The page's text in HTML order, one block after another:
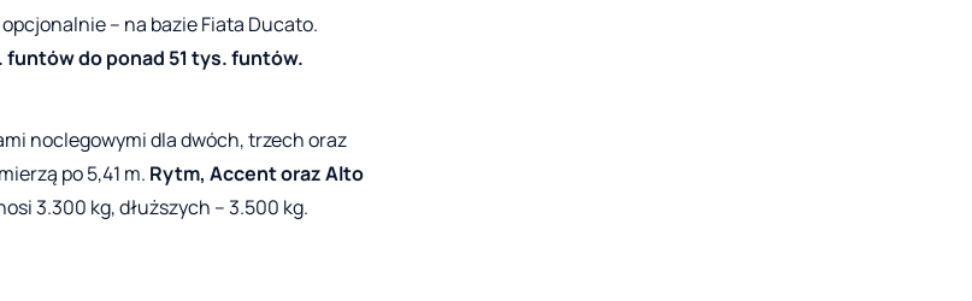
– na bazie Fiata Ducato.
funtów do ponad 51 tys. funtów.
noclegowymi dla dwóch, trzech oraz
po 5,41 m. Rytm, Accent oraz Alto
3.300 kg, dłuższych – 3.500 kg.